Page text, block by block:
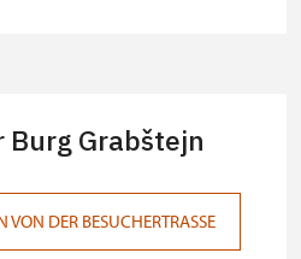
mit
*
kostenlos
Burg Grabštejn
DER BESUCHERTRASSE